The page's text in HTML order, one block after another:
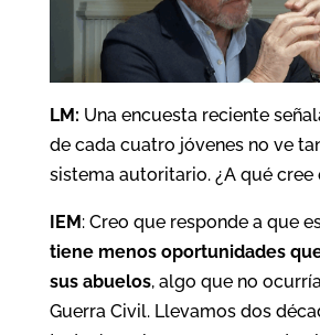
LM: Una encuesta reciente
de cada cuatro jóvenes no ve
sistema autoritario. ¿A qué cree
IEM: Creo que responde a que
tiene menos oportunidades
sus abuelos, algo que no
Guerra Civil. Llevamos dos